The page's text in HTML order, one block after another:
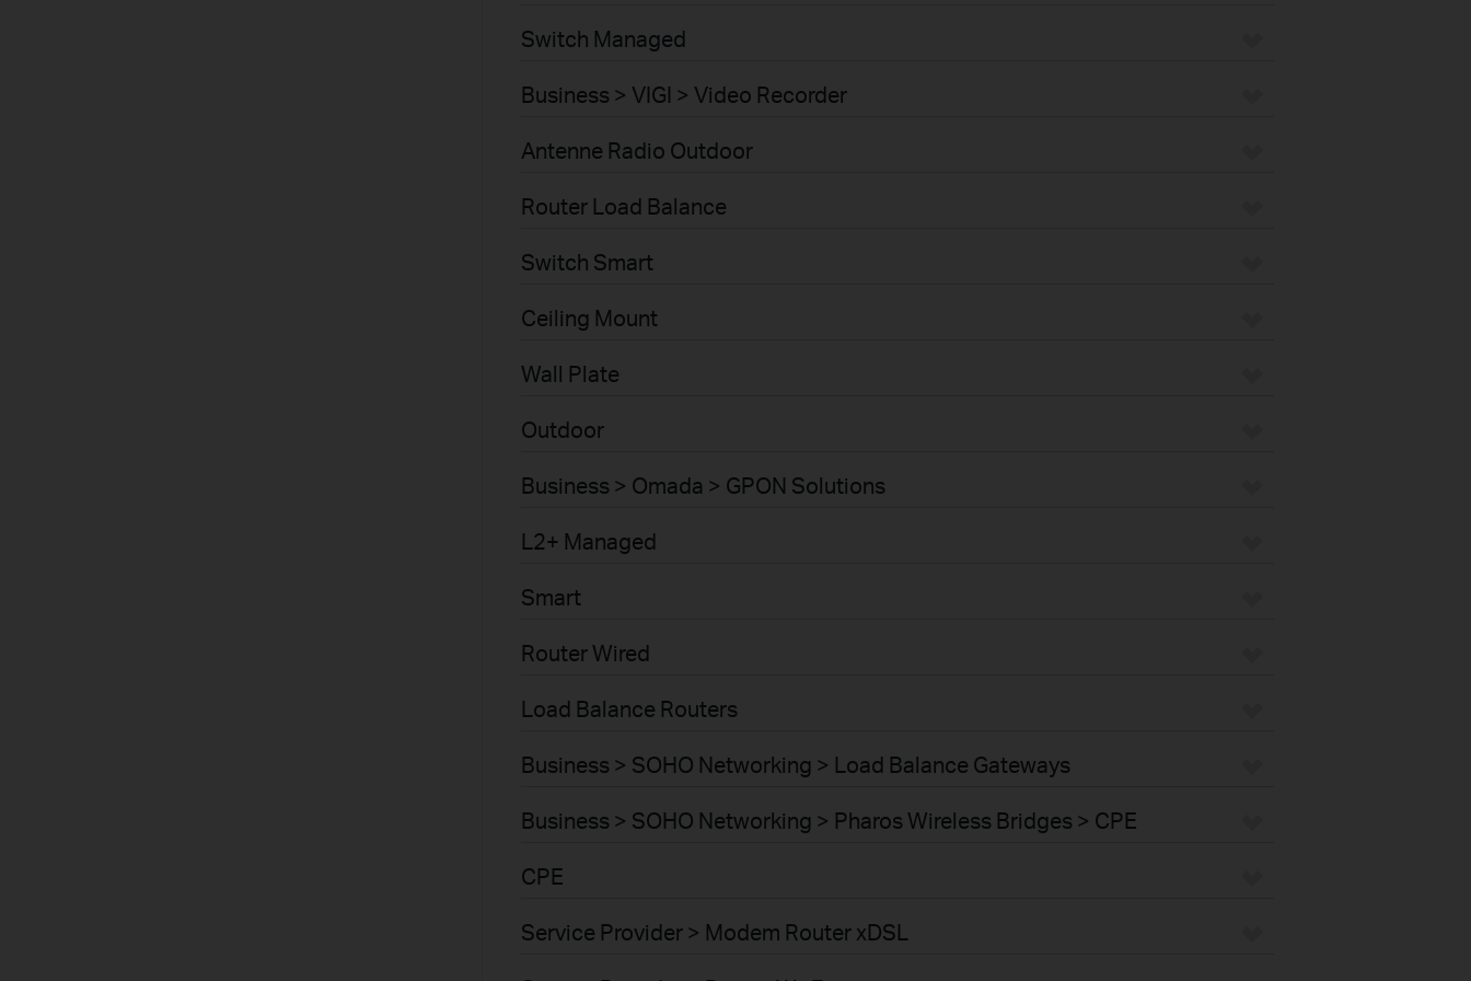
Switch Managed
Business > VIGI > Video Recorder
Antenne Radio Outdoor
Router Load Balance
Switch Smart
Ceiling Mount
Wall Plate
Outdoor
Business > Omada > GPON Solutions
L2+ Managed
Smart
Router Wired
Load Balance Routers
Business > SOHO Networking > Load Balance Gateways
Business > SOHO Networking > Pharos Wireless Bridges > CPE
CPE
Service Provider > Modem Router xDSL